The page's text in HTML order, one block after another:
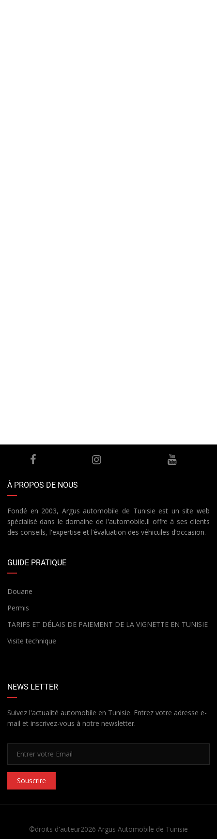
À PROPOS DE NOUS
Fondé en 2003, Argus automobile de Tunisie est un site web
spécialisé dans le domaine de l'automobile.Il offre à ses clients
des conseils, l'expertise et l’évaluation des véhicules d’occasion.
GUIDE PRATIQUE
Douane
Permis
TARIFS ET DÉLAIS DE PAIEMENT DE LA VIGNETTE EN TUNISIE
Visite technique
NEWS LETTER
Suivez l'actualité automobile en Tunisie. Entrez votre adresse e-
mail et inscrivez-vous à notre newsletter.
Souscrire
©droits d'auteur2026 Argus Automobile de Tunisie